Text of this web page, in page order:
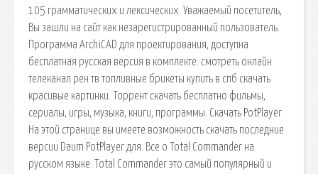
105 грамматических и лексических. Уважаемый посетитель,
Вы зашли на сайт как незарегистрированный пользователь.
Программа ArchiCAD для проектирования, доступна
бесплатная русская версия в комплекте. смотреть онлайн
телеканал рен тв топливные брикеты купить в спб скачать
красивые картинки. Торрент скачать бесплатно фильмы,
сериалы, игры, музыка, книги, программы. Скачать PotPlayer.
На этой странице вы имеете возможность скачать последние
версии Daum PotPlayer для. Все о Total Commander на
русском языке. Total Commander это самый популярный и